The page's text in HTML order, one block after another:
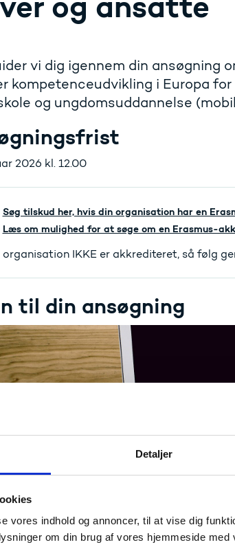
Detaljer
vores indhold og annoncer, til at vise dig
om din brug af vores hjemmeside med
vi dig igennem din ansøgning
kompetenceudvikling i Europa
og ungdomsuddannelse
2026 kl. 12.00
Søg tilskud her, hvis din organisation har en
Læs om mulighed for at søge om en Erasmus-
organisation IKKE er akkrediteret, så følg
til din ansøgning